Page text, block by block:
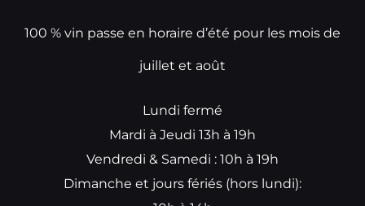
100 % vin passe en horaire d’été pour les mois de
juillet et août
Lundi fermé
Mardi à Jeudi 13h à 19h
Vendredi & Samedi : 10h à 19h
Dimanche et jours fériés (hors lundi):